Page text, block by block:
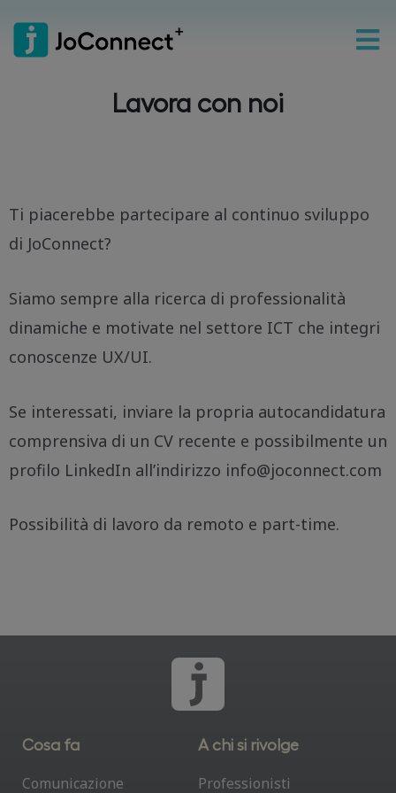
Lavora con noi
Ti piacerebbe partecipare al continuo sviluppo
di JoConnect?
Siamo sempre alla ricerca di professionalità
dinamiche e motivate nel settore ICT che integri
conoscenze UX/UI.
Se interessati, inviare la propria autocandidatura
comprensiva di un CV recente e possibilmente un
profilo LinkedIn all’indirizzo info@joconnect.com
Possibilità di lavoro da remoto e part-time.
Cosa fa
Comunicazione
A chi si rivolge
Professionisti